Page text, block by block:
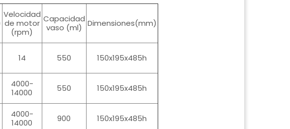
Velocidad
de motor
(rpm)
Capacidad
vaso (ml)
Dimensiones(mm)
14 550 150x195x485h
4000-
14000
550 150x195x485h
4000-
14000
900 150x195x485h